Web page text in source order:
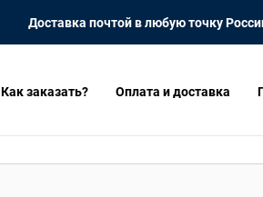
Доставка почтой в любую точку
Как заказать? Оплата и доставка